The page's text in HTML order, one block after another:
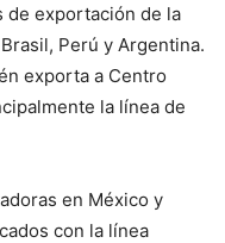
de exportación de la
Perú y Argentina.
exporta a Centro
la línea de
en México y
con la línea